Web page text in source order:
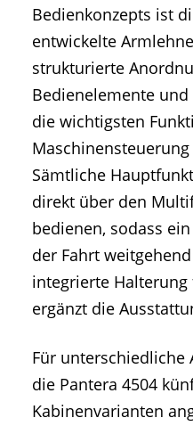
Bedienkonzepts ist
entwickelte
strukturierte
Bedienelemente
die wichtigsten
Sämtliche
direkt über den
bedienen, sodass
der Fahrt
integrierte
ergänzt die
Für
die Pantera 4504
Kabinenvarianten